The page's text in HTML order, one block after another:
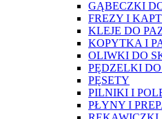
GĄBECZKI
FREZY I
KLEJE DO
KOPYTKA I
OLIWKI DO
PĘDZELKI
PĘSETY
PILNIKI I
PŁYNY I